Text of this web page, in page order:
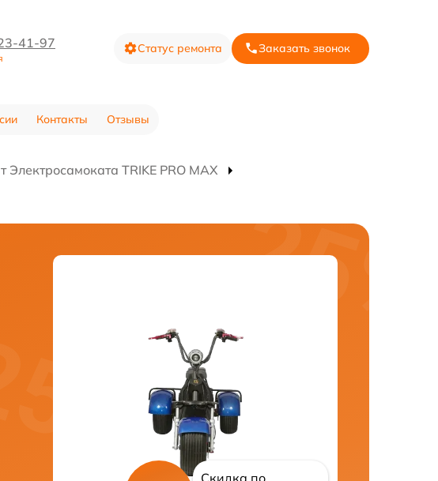
41-97 Статус ремонта Заказать звонок
Контакты Отзывы
Электросамоката TRIKE PRO MAX
Скидка по